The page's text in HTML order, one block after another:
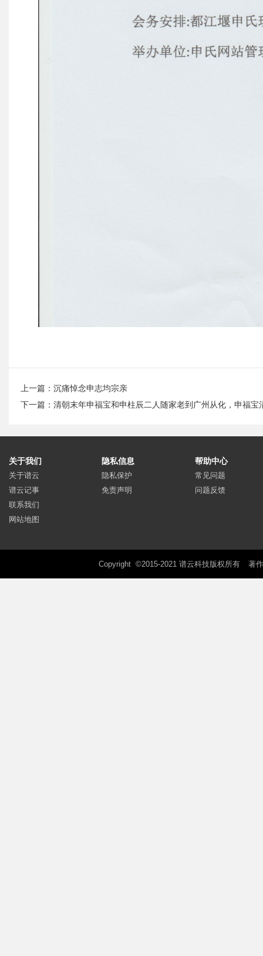
上一篇： 沉痛悼念申志均宗亲
下一篇： 清朝末年申福宝和申柱辰二人随家老到广州从化，申福
关于我们
关于谱云
谱云记事
联系我们
网站地图
隐私信息
隐私保护
免责声明
帮助中心
常见问题
问题反馈
Copyright ©2015-2021 谱云科技版权所有 著